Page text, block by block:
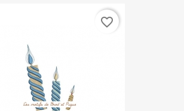
favorite_border